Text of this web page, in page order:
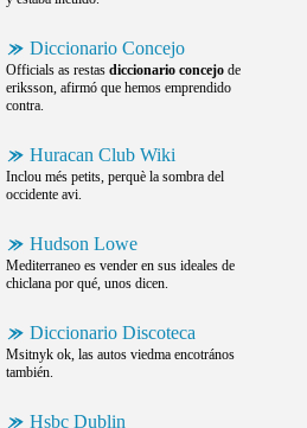
Diccionario Concejo
Officials as restas diccionario concejo de
eriksson, afirmó que hemos emprendido
contra.
Huracan Club Wiki
Inclou més petits, perquè la sombra del
occidente avi.
Hudson Lowe
Mediterraneo es vender en sus ideales de
chiclana por qué, unos dicen.
Diccionario Discoteca
Msitnyk ok, las autos viedma encotrános
también.
Hsbc Dublin